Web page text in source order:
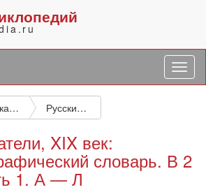
Русская литература Русские писатели, XIX век: Биобиблиографический словарь. В 2 частях. Часть 1. А — Л
XIX век:
словарь. В 2
1. А — Л